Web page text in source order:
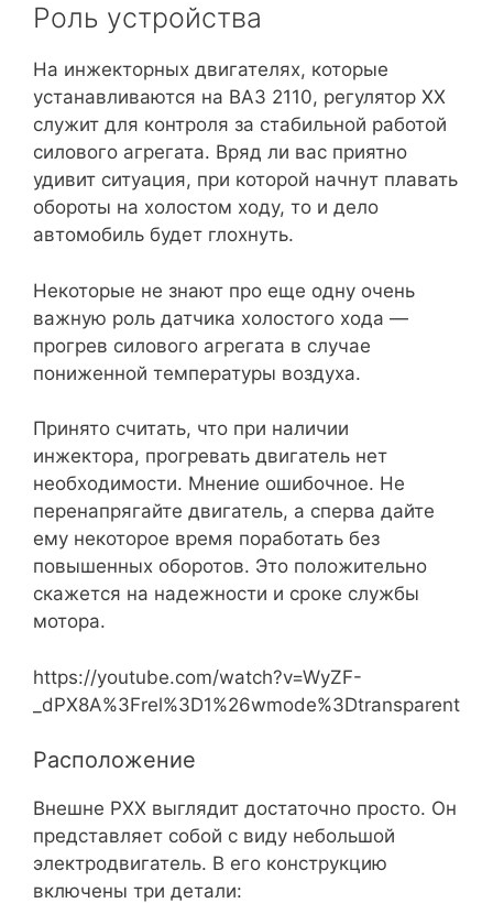
Роль устройства
На инжекторных двигателях, которые
устанавливаются на ВАЗ 2110, регулятор ХХ
служит для контроля за стабильной работой
силового агрегата. Вряд ли вас приятно
удивит ситуация, при которой начнут плавать
обороты на холостом ходу, то и дело
автомобиль будет глохнуть.
Некоторые не знают про еще одну очень
важную роль датчика холостого хода —
прогрев силового агрегата в случае
пониженной температуры воздуха.
Принято считать, что при наличии
инжектора, прогревать двигатель нет
необходимости. Мнение ошибочное. Не
перенапрягайте двигатель, а сперва дайте
ему некоторое время поработать без
повышенных оборотов. Это положительно
скажется на надежности и сроке службы
мотора.
https://youtube.com/watch?v=WyZF-
_dPX8A%3Frel%3D1%26wmode%3Dtransparent
Расположение
Внешне РХХ выглядит достаточно просто. Он
представляет собой с виду небольшой
электродвигатель. В его конструкцию
включены три детали: